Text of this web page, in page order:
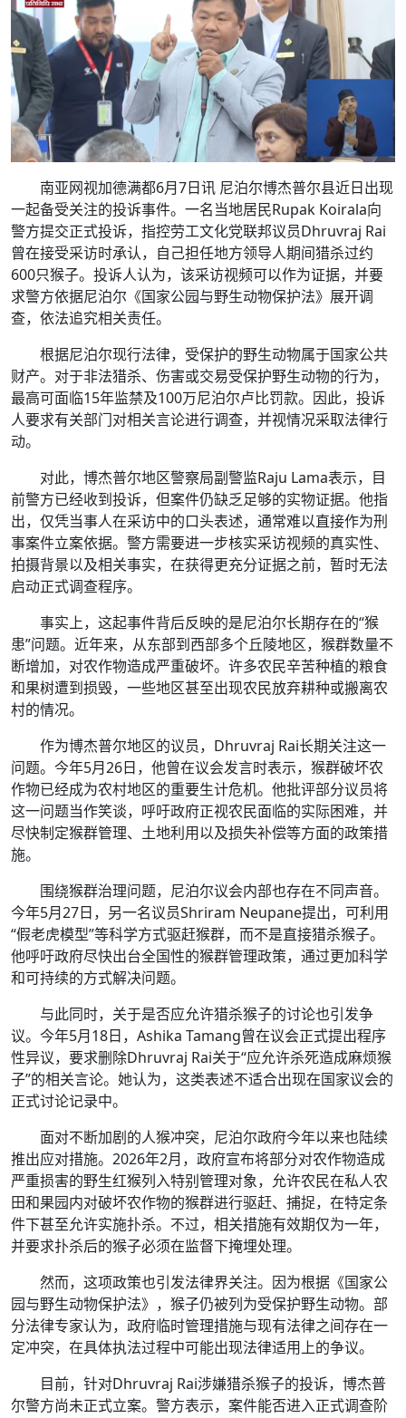
南亚网视加德满都6月7日讯 尼泊尔博杰普尔县近日出现
一起备受关注的投诉事件。一名当地居民Rupak Koirala向
警方提交正式投诉，指控劳工文化党联邦议员Dhruvraj Rai
曾在接受采访时承认，自己担任地方领导人期间猎杀过约
600只猴子。投诉人认为，该采访视频可以作为证据，并要
求警方依据尼泊尔《国家公园与野生动物保护法》展开调
查，依法追究相关责任。
根据尼泊尔现行法律，受保护的野生动物属于国家公共
财产。对于非法猎杀、伤害或交易受保护野生动物的行为，
最高可面临15年监禁及100万尼泊尔卢比罚款。因此，投诉
人要求有关部门对相关言论进行调查，并视情况采取法律行
动。
对此，博杰普尔地区警察局副警监Raju Lama表示，目
前警方已经收到投诉，但案件仍缺乏足够的实物证据。他指
出，仅凭当事人在采访中的口头表述，通常难以直接作为刑
事案件立案依据。警方需要进一步核实采访视频的真实性、
拍摄背景以及相关事实，在获得更充分证据之前，暂时无法
启动正式调查程序。
事实上，这起事件背后反映的是尼泊尔长期存在的“猴
患”问题。近年来，从东部到西部多个丘陵地区，猴群数量不
断增加，对农作物造成严重破坏。许多农民辛苦种植的粮食
和果树遭到损毁，一些地区甚至出现农民放弃耕种或搬离农
村的情况。
作为博杰普尔地区的议员，Dhruvraj Rai长期关注这一
问题。今年5月26日，他曾在议会发言时表示，猴群破坏农
作物已经成为农村地区的重要生计危机。他批评部分议员将
这一问题当作笑谈，呼吁政府正视农民面临的实际困难，并
尽快制定猴群管理、土地利用以及损失补偿等方面的政策措
施。
围绕猴群治理问题，尼泊尔议会内部也存在不同声音。
今年5月27日，另一名议员Shriram Neupane提出，可利用
“假老虎模型”等科学方式驱赶猴群，而不是直接猎杀猴子。
他呼吁政府尽快出台全国性的猴群管理政策，通过更加科学
和可持续的方式解决问题。
与此同时，关于是否应允许猎杀猴子的讨论也引发争
议。今年5月18日，Ashika Tamang曾在议会正式提出程序
性异议，要求删除Dhruvraj Rai关于“应允许杀死造成麻烦猴
子”的相关言论。她认为，这类表述不适合出现在国家议会的
正式讨论记录中。
面对不断加剧的人猴冲突，尼泊尔政府今年以来也陆续
推出应对措施。2026年2月，政府宣布将部分对农作物造成
严重损害的野生红猴列入特别管理对象，允许农民在私人农
田和果园内对破坏农作物的猴群进行驱赶、捕捉，在特定条
件下甚至允许实施扑杀。不过，相关措施有效期仅为一年，
并要求扑杀后的猴子必须在监督下掩埋处理。
然而，这项政策也引发法律界关注。因为根据《国家公
园与野生动物保护法》，猴子仍被列为受保护野生动物。部
分法律专家认为，政府临时管理措施与现有法律之间存在一
定冲突，在具体执法过程中可能出现法律适用上的争议。
目前，针对Dhruvraj Rai涉嫌猎杀猴子的投诉，博杰普
尔警方尚未正式立案。警方表示，案件能否进入正式调查阶